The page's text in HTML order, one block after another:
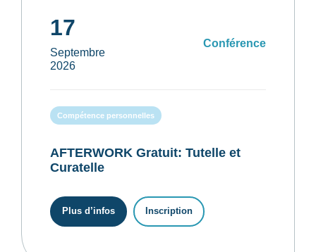
17
Septembre
2026
Conférence
Compétence personnelles
AFTERWORK Gratuit: Tutelle et
Curatelle
Plus d’infos Inscription